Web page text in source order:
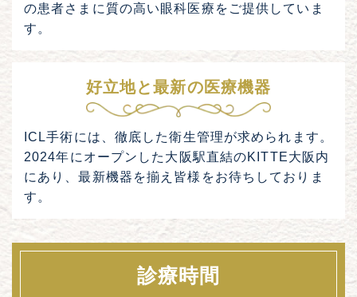
の患者さまに質の高い眼科医療をご提供していま
す。
好立地と最新の医療機器
ICL手術には、徹底した衛生管理が求められます。
2024年にオープンした大阪駅直結のKITTE大阪内
にあり、最新機器を揃え皆様をお待ちしておりま
す。
診療時間